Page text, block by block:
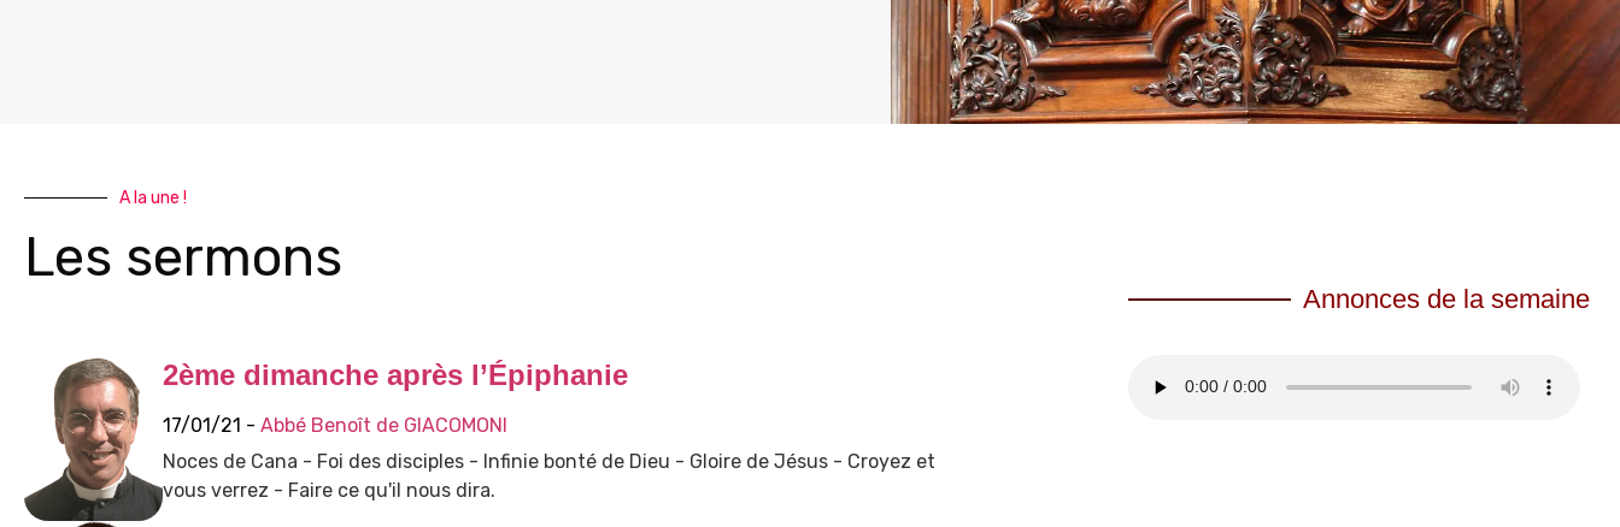
A la une !
Les sermons
2ème dimanche après l’Épiphanie
17/01/21 - Abbé Benoît de GIACOMONI
Noces de Cana - Foi des disciples - Infinie bonté de Dieu - Gloire de Jésus - Croyez et
vous verrez - Faire ce qu'il nous dira.
Annonces de la semaine